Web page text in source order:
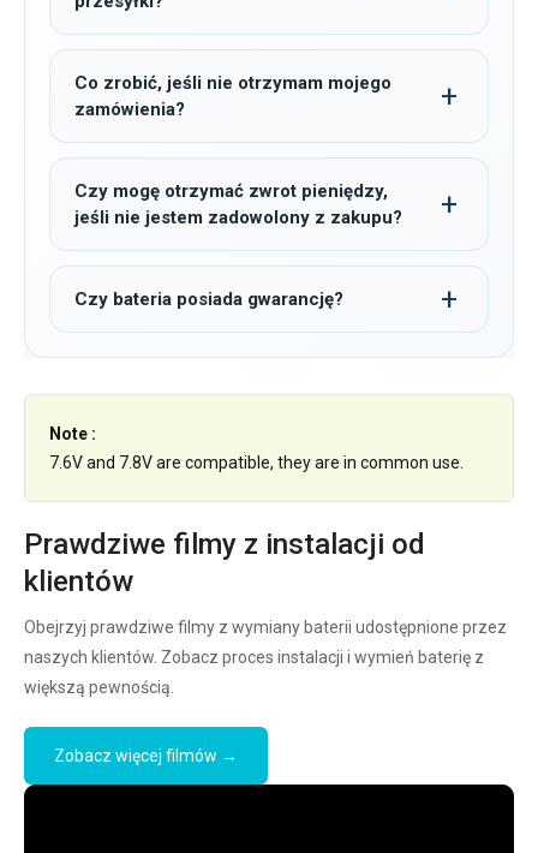
Co zrobić, jeśli nie otrzymam mojego
zamówienia?
Czy mogę otrzymać zwrot pieniędzy,
jeśli nie jestem zadowolony z zakupu?
Czy bateria posiada gwarancję?
Note :
7.6V and 7.8V are compatible, they are in common use.
Prawdziwe filmy z instalacji od
klientów
Obejrzyj prawdziwe filmy z wymiany baterii udostępnione przez
naszych klientów. Zobacz proces instalacji i wymień baterię z
większą pewnością.
Zobacz więcej filmów →